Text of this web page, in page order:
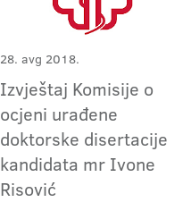
28. avg 2018.
Izvještaj Komisije o
ocjeni urađene
doktorske disertacije
kandidata mr Ivone
Risović